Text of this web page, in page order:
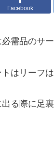
Facebook
需品のサ
はリーフ
る際に足